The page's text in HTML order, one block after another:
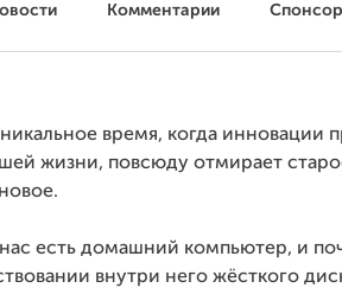
Комментарии
время, когда инновации
жизни, повсюду отмирает
есть домашний компьютер, и
внутри него жёсткого